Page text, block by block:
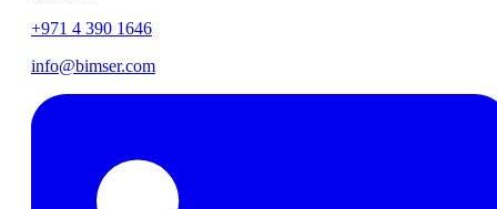
+971 4 390 1646
info@bimser.com